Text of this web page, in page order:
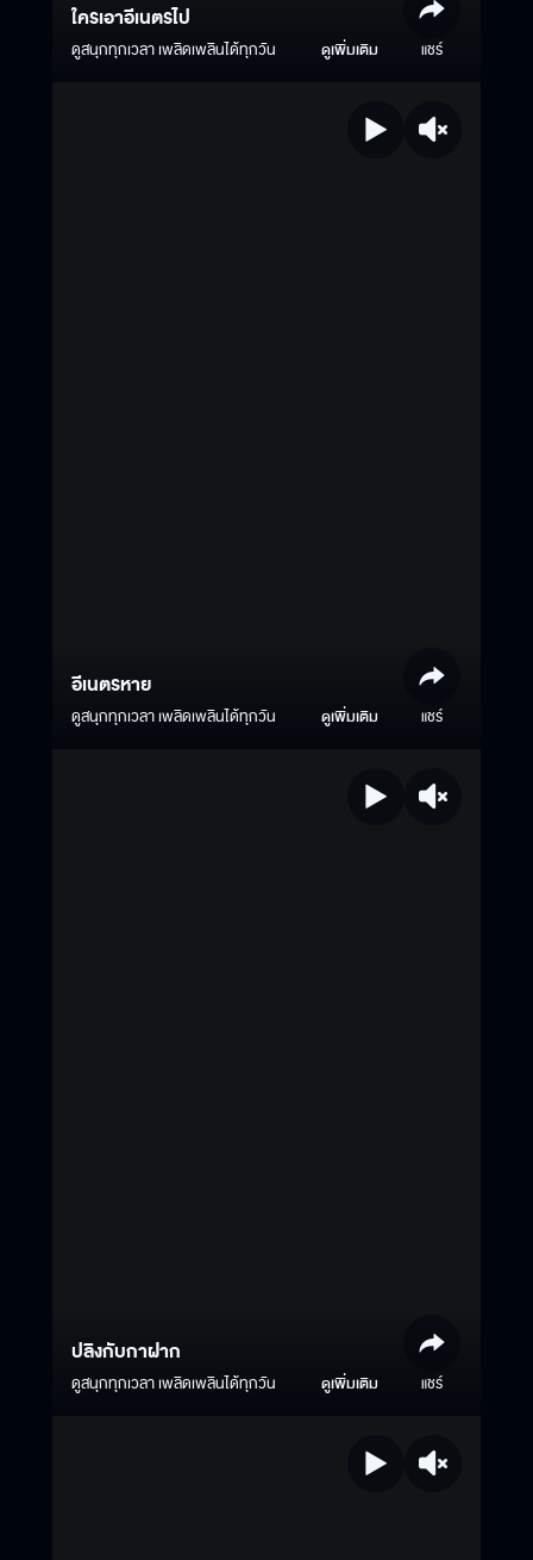
ใครเอาอีเนตรไป
ดูสนุกทุกเวลา เพลิดเพลินได้ทุกวัน ดูเพิ่มเติม แชร์
อีเนตรหาย
ดูสนุกทุกเวลา เพลิดเพลินได้ทุกวัน ดูเพิ่มเติม แชร์
ปลิงกับกาฝาก
ดูสนุกทุกเวลา เพลิดเพลินได้ทุกวัน ดูเพิ่มเติม แชร์